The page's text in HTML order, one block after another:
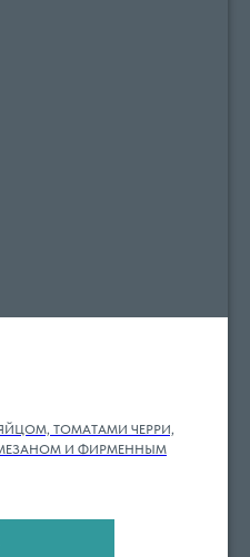
ТОМАТАМИ ЧЕРРИ,
И ФИРМЕННЫМ